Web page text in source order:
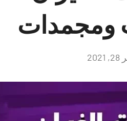
ومجمدات